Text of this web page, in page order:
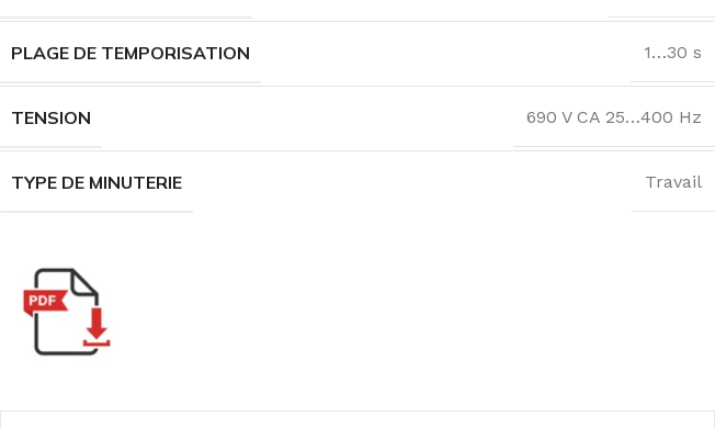
PLAGE DE TEMPORISATION 1…30 s
TENSION 690 V CA 25…400 Hz
TYPE DE MINUTERIE Travail